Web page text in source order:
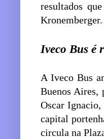
resultados
Kronemberger.
Iveco Bus é
A Iveco Bus
Buenos Aires,
Oscar
capital
circula na